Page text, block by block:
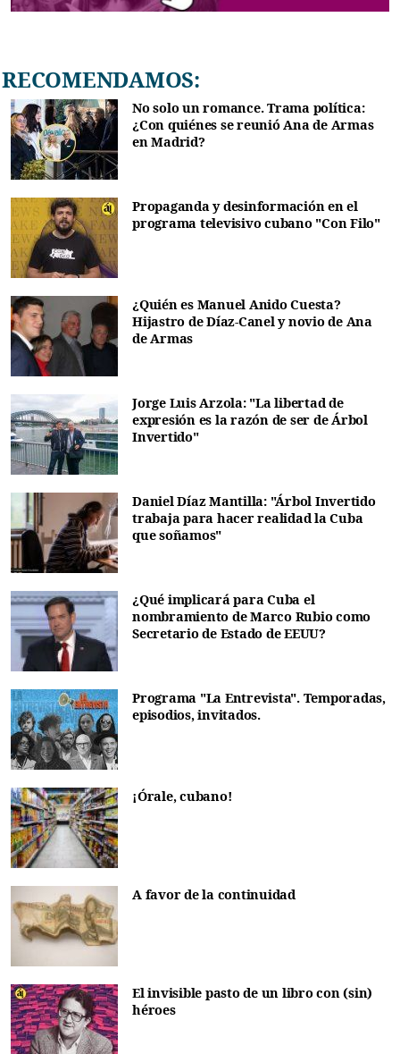
RECOMENDAMOS:
No solo un romance. Trama política:
¿Con quiénes se reunió Ana de Armas
en Madrid?
Propaganda y desinformación en el
programa televisivo cubano "Con Filo"
¿Quién es Manuel Anido Cuesta?
Hijastro de Díaz-Canel y novio de Ana
de Armas
Jorge Luis Arzola: "La libertad de
expresión es la razón de ser de Árbol
Invertido"
Daniel Díaz Mantilla: "Árbol Invertido
trabaja para hacer realidad la Cuba
que soñamos"
¿Qué implicará para Cuba el
nombramiento de Marco Rubio como
Secretario de Estado de EEUU?
Programa "La Entrevista". Temporadas,
episodios, invitados.
¡Órale, cubano!
A favor de la continuidad
El invisible pasto de un libro con (sin)
héroes